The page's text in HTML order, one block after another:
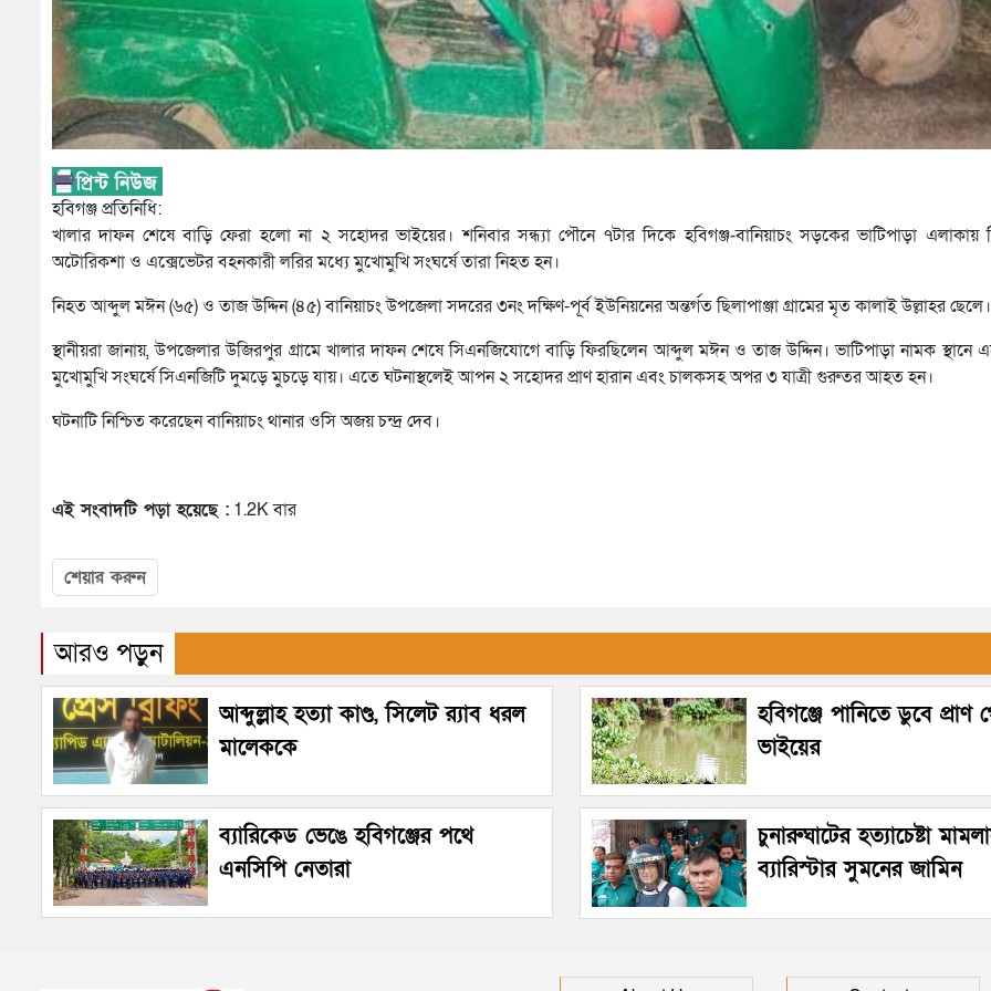
হবিগঞ্জ প্রতিনিধি:
খালার দাফন শেষে বাড়ি ফেরা হলো না ২ সহোদর ভাইয়ের। শনিবার সন্ধ্যা পৌনে ৭টার দিকে হবিগঞ্জ-বানিয়াচং সড়কের ভাটিপাড়া এলাকায়
অটোরিকশা ও এক্সেভেটর বহনকারী লরির মধ্যে মুখোমুখি সংঘর্ষে তারা নিহত হন।
নিহত আব্দুল মঈন (৬৫) ও তাজ উদ্দিন (৪৫) বানিয়াচং উপজেলা সদরের ৩নং দক্ষিণ-পূর্ব ইউনিয়নের অন্তর্গত ছিলাপাঞ্জা গ্রামের মৃত কালাই উল্লাহর ছেলে।
স্থানীয়রা জানায়, উপজেলার উজিরপুর গ্রামে খালার দাফন শেষে সিএনজিযোগে বাড়ি ফিরছিলেন আব্দুল মঈন ও তাজ উদ্দিন। ভাটিপাড়া নামক স্থানে
মুখোমুখি সংঘর্ষে সিএনজিটি দুমড়ে মুচড়ে যায়। এতে ঘটনাস্থলেই আপন ২ সহোদর প্রাণ হারান এবং চালকসহ অপর ৩ যাত্রী গুরুতর আহত হন।
ঘটনাটি নিশ্চিত করেছেন বানিয়াচং থানার ওসি অজয় চন্দ্র দেব।
এই সংবাদটি পড়া হয়েছে : 1.2K বার
শেয়ার করুন
আরও পড়ুন
আব্দুল্লাহ হত্যা কাণ্ড, সিলেট র‌্যাব ধরল
মালেককে
হবিগঞ্জে পানিতে ডুবে প্রাণ
ভাইয়ের
ব্যারিকেড ভেঙে হবিগঞ্জের পথে
এনসিপি নেতারা
চুনারুঘাটের হত্যাচেষ্টা
ব্যারিস্টার সুমনের জামিন